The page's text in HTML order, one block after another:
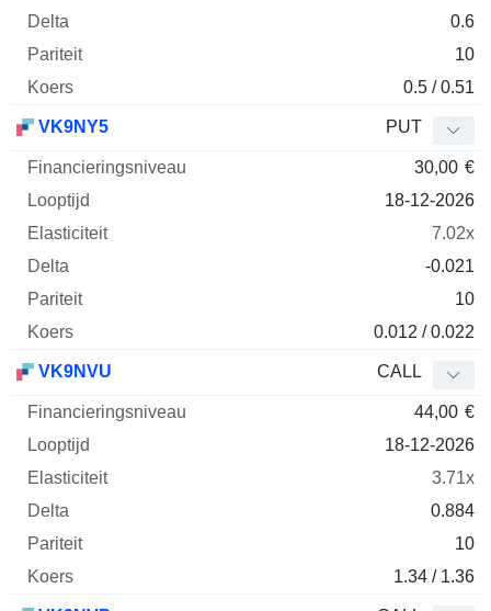
0.6
10
0.5 / 0.51
VK9NY5 PUT
30,00 €
18-12-2026
7.02x
-0.021
10
0.012 / 0.022
VK9NVU CALL
44,00 €
18-12-2026
3.71x
0.884
10
1.34 / 1.36